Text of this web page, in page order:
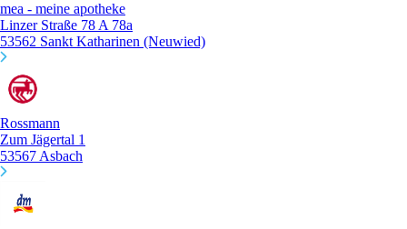
mea - meine apotheke
Linzer Straße 78 A 78a
53562 Sankt Katharinen (Neuwied)
Rossmann
Zum Jägertal 1
53567 Asbach